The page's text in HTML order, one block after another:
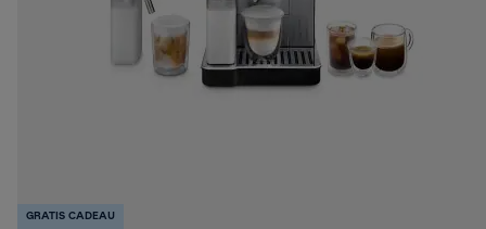
GRATIS CADEAU